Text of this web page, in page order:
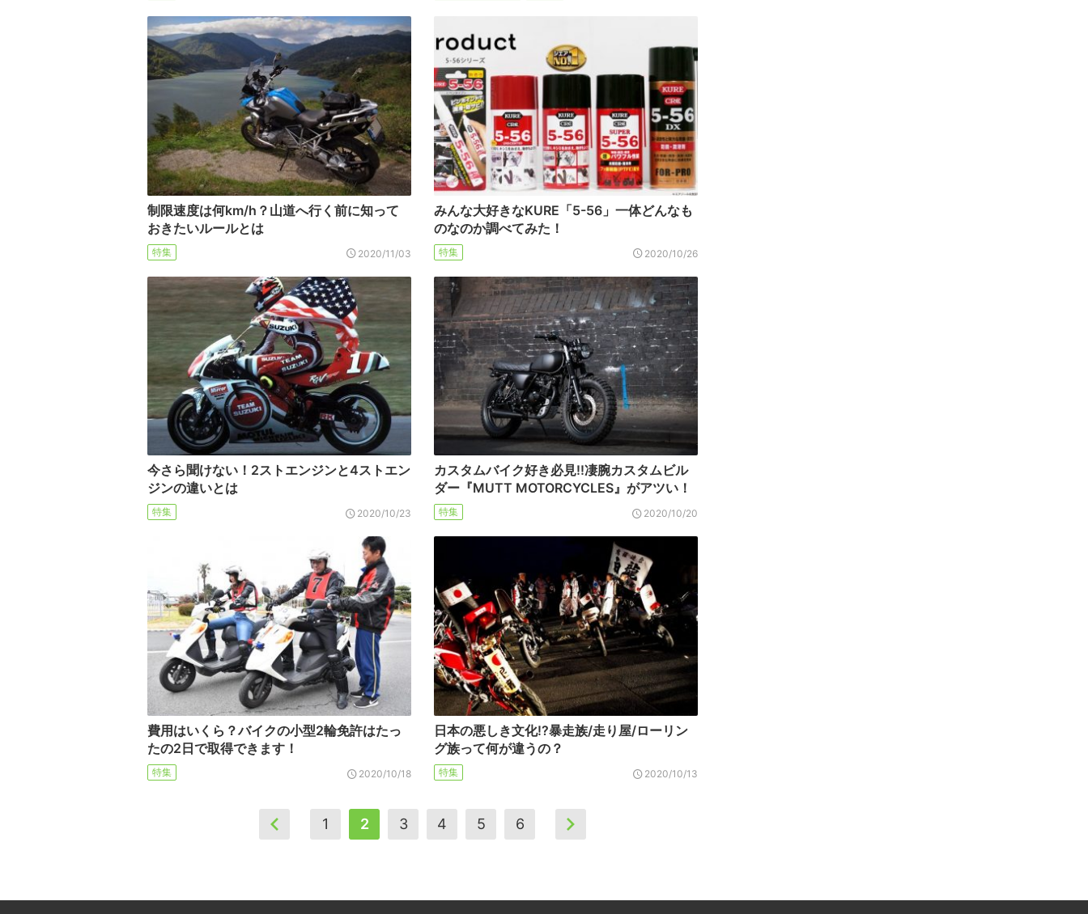
制限速度は何km/h？山道へ行く前に知って
おきたいルールとは
特集 2020/11/03
みんな大好きなKURE「5-56」一体どんなも
のなのか調べてみた！
特集 2020/10/26
今さら聞けない！2ストエンジンと4ストエン
ジンの違いとは
特集 2020/10/23
カスタムバイク好き必見!!凄腕カスタムビル
ダー『MUTT MOTORCYCLES』がアツい！
特集 2020/10/20
費用はいくら？バイクの小型2輪免許はたっ
たの2日で取得できます！
特集 2020/10/18
日本の悪しき文化!?暴走族/走り屋/ローリン
グ族って何が違うの？
特集 2020/10/13
1 2 3 4 5 6